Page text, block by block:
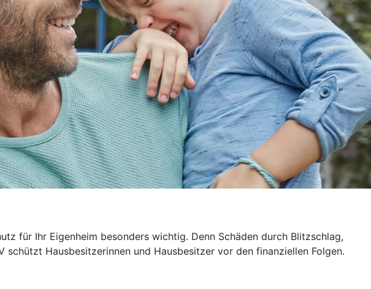
für Ihr Eigenheim besonders wichtig. Denn Schäden durch Blitzschlag,
schützt Hausbesitzerinnen und Hausbesitzer vor den finanziellen Folgen.